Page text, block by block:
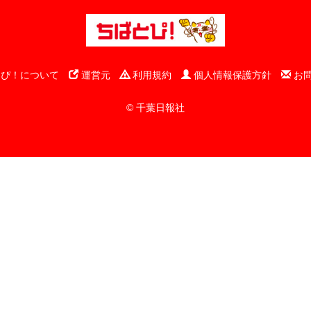
！について 運営元 利用規約 個人情報保護方針 お
© 千葉日報社